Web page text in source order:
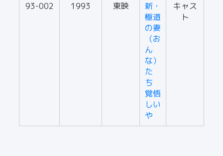
93-002 1993 東映
新・
極道
の妻
（お
ん
な）
た
ち
覚悟
しい
や
キャス
ト